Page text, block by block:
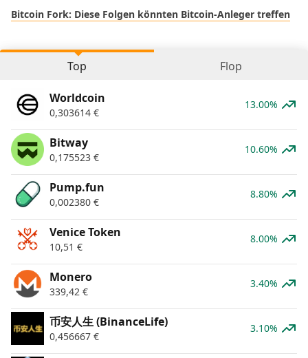
Bitcoin Fork: Diese Folgen könnten Bitcoin-Anleger treffen
Top Flop
Worldcoin
0,303614 €
13.00%
Bitway
0,175523 €
10.60%
Pump.fun
0,002380 €
8.80%
Venice Token
10,51 €
8.00%
Monero
339,42 €
3.40%
币安人生 (BinanceLife)
0,456667 €
3.10%